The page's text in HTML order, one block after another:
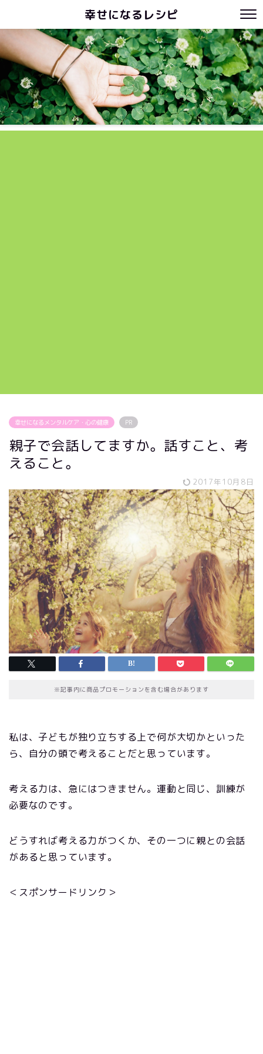
幸せになるレシピ
幸せになるメンタルケア・心の健康 PR
親子で会話してますか。話すこと、考
えること。
2017年10月8日
※記事内に商品プロモーションを含む場合があります
私は、子どもが独り立ちする上で何が大切かといった
ら、自分の頭で考えることだと思っています。
考える力は、急にはつきません。運動と同じ、訓練が
必要なのです。
どうすれば考える力がつくか、その一つに親との会話
があると思っています。
＜スポンサードリンク＞